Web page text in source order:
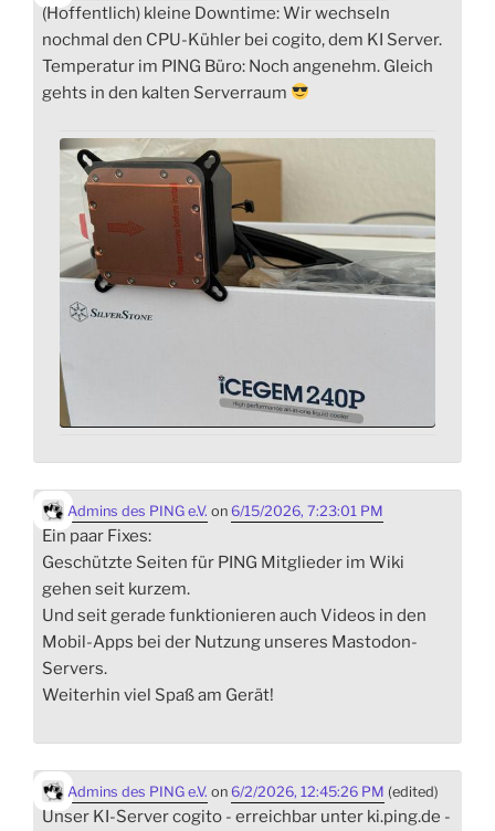
(Hoffentlich) kleine Downtime: Wir wechseln
nochmal den CPU-Kühler bei cogito, dem KI Server.
Temperatur im PING Büro: Noch angenehm. Gleich
gehts in den kalten Serverraum
Admins des PING e.V. on 6/15/2026, 7:23:01 PM
Ein paar Fixes:
Geschützte Seiten für PING Mitglieder im Wiki
gehen seit kurzem.
Und seit gerade funktionieren auch Videos in den
Mobil-Apps bei der Nutzung unseres Mastodon-
Servers.
Weiterhin viel Spaß am Gerät!
Admins des PING e.V. on 6/2/2026, 12:45:26 PM (edited)
Unser KI-Server cogito - erreichbar unter ki.ping.de -